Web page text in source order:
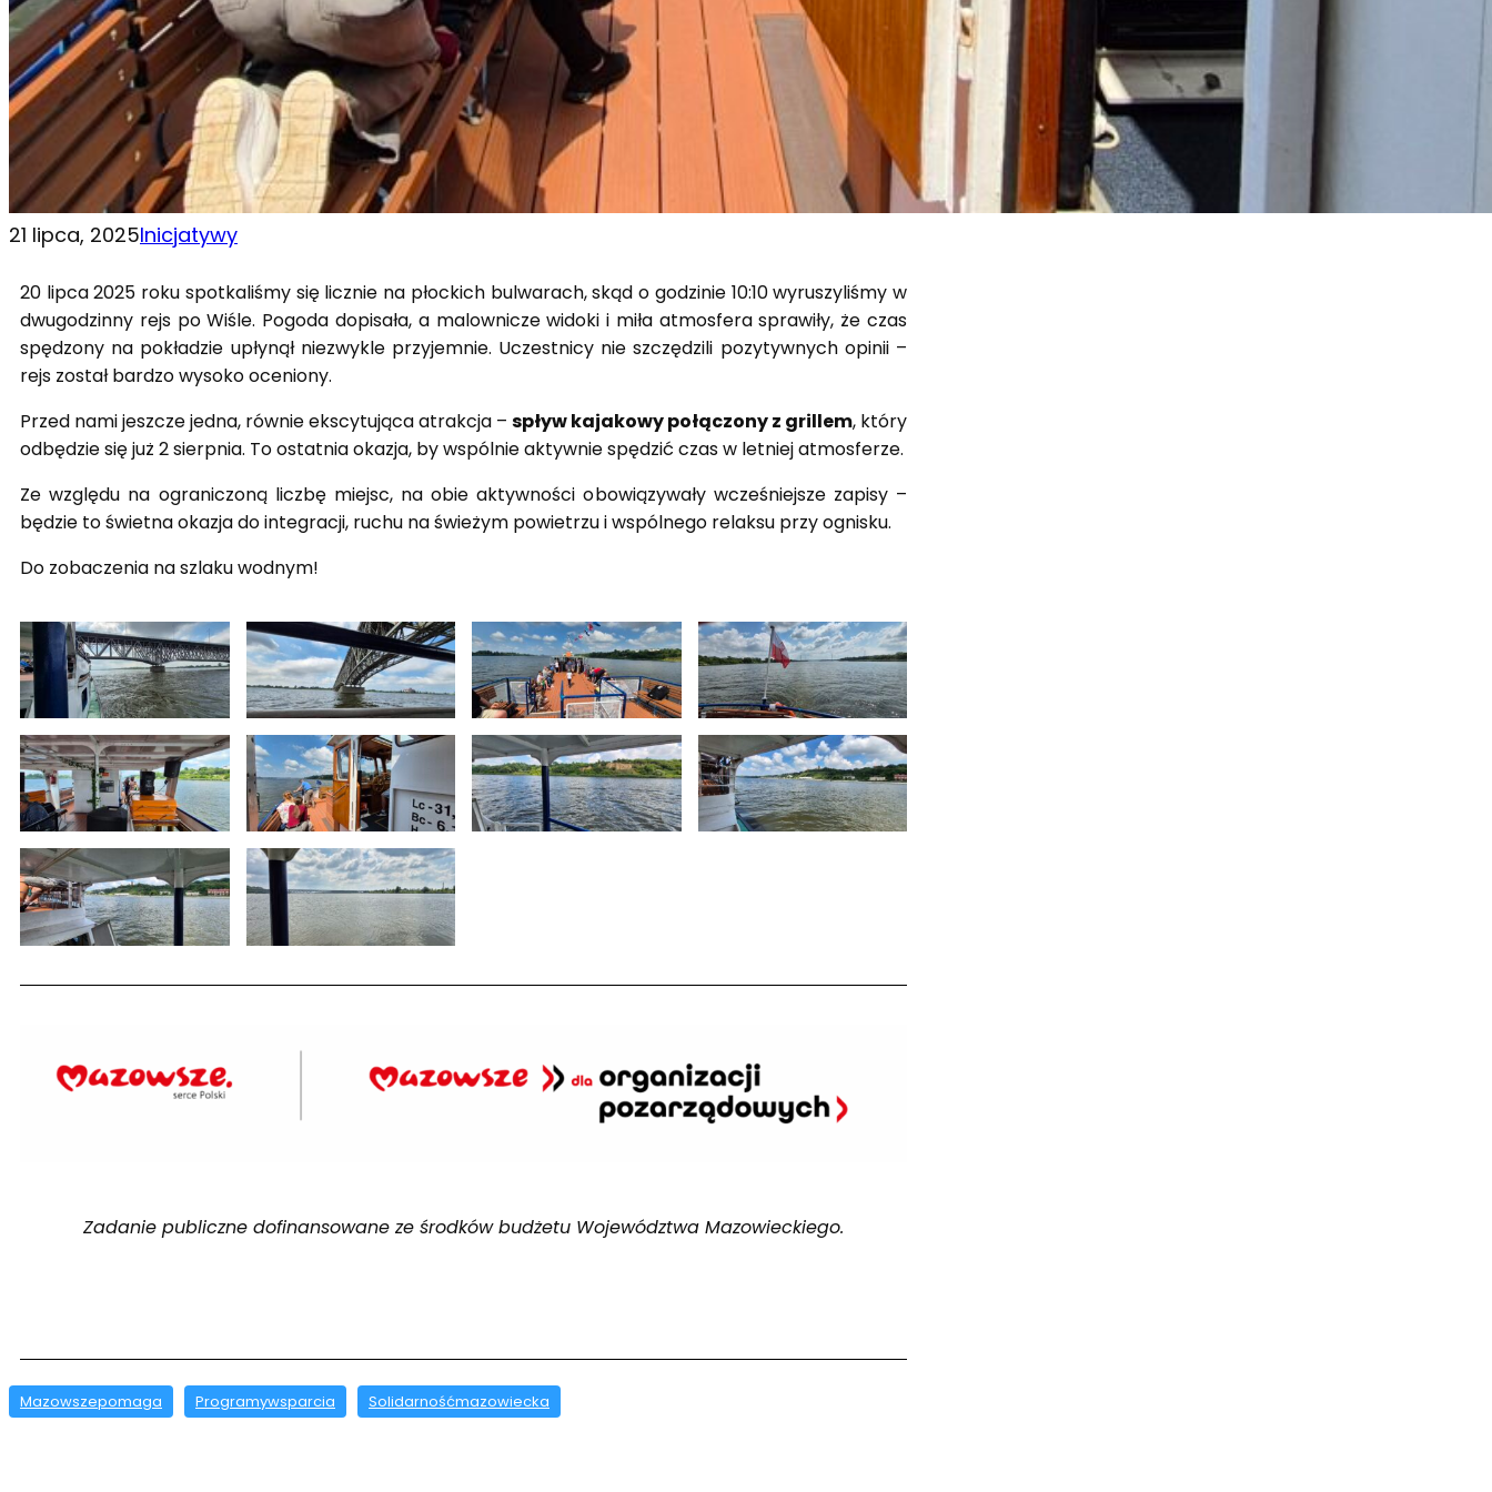
21 lipca, 2025Inicjatywy
20 lipca 2025 roku spotkaliśmy się licznie na płockich bulwarach, skąd o godzinie 10:10 wyruszyliśmy w
dwugodzinny rejs po Wiśle. Pogoda dopisała, a malownicze widoki i miła atmosfera sprawiły, że czas
spędzony na pokładzie upłynął niezwykle przyjemnie. Uczestnicy nie szczędzili pozytywnych opinii –
rejs został bardzo wysoko oceniony.
Przed nami jeszcze jedna, równie ekscytująca atrakcja – spływ kajakowy połączony z grillem, który
odbędzie się już 2 sierpnia. To ostatnia okazja, by wspólnie aktywnie spędzić czas w letniej atmosferze.
Ze względu na ograniczoną liczbę miejsc, na obie aktywności obowiązywały wcześniejsze zapisy –
będzie to świetna okazja do integracji, ruchu na świeżym powietrzu i wspólnego relaksu przy ognisku.
Do zobaczenia na szlaku wodnym!
Zadanie publiczne dofinansowane ze środków budżetu Województwa Mazowieckiego.
Mazowszepomaga Programywsparcia Solidarnośćmazowiecka